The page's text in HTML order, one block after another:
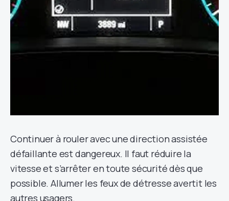
Continuer à rouler avec une direction assistée
défaillante est dangereux. Il faut réduire la
vitesse et s’arrêter en toute sécurité dès que
possible. Allumer les feux de détresse avertit les
autres usagers.